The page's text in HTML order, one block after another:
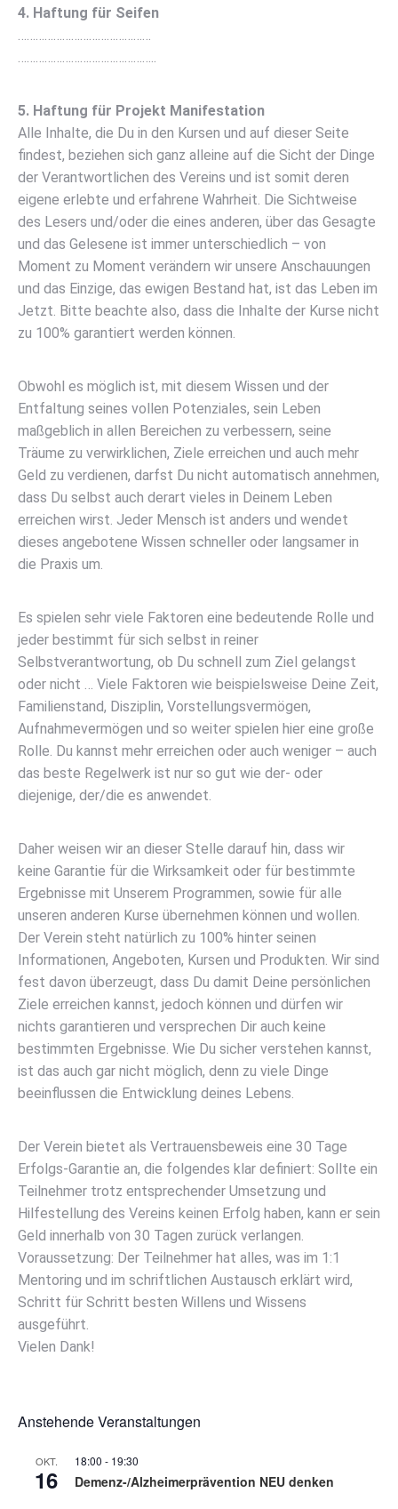
4. Haftung für Seifen
………………………………………
………………………………………..
5. Haftung für Projekt Manifestation
Alle Inhalte, die Du in den Kursen und auf dieser Seite
findest, beziehen sich ganz alleine auf die Sicht der Dinge
der Verantwortlichen des Vereins und ist somit deren
eigene erlebte und erfahrene Wahrheit. Die Sichtweise
des Lesers und/oder die eines anderen, über das Gesagte
und das Gelesene ist immer unterschiedlich – von
Moment zu Moment verändern wir unsere Anschauungen
und das Einzige, das ewigen Bestand hat, ist das Leben im
Jetzt. Bitte beachte also, dass die Inhalte der Kurse nicht
zu 100% garantiert werden können.
Obwohl es möglich ist, mit diesem Wissen und der
Entfaltung seines vollen Potenziales, sein Leben
maßgeblich in allen Bereichen zu verbessern, seine
Träume zu verwirklichen, Ziele erreichen und auch mehr
Geld zu verdienen, darfst Du nicht automatisch annehmen,
dass Du selbst auch derart vieles in Deinem Leben
erreichen wirst. Jeder Mensch ist anders und wendet
dieses angebotene Wissen schneller oder langsamer in
die Praxis um.
Es spielen sehr viele Faktoren eine bedeutende Rolle und
jeder bestimmt für sich selbst in reiner
Selbstverantwortung, ob Du schnell zum Ziel gelangst
oder nicht … Viele Faktoren wie beispielsweise Deine Zeit,
Familienstand, Disziplin, Vorstellungsvermögen,
Aufnahmevermögen und so weiter spielen hier eine große
Rolle. Du kannst mehr erreichen oder auch weniger – auch
das beste Regelwerk ist nur so gut wie der- oder
diejenige, der/die es anwendet.
Daher weisen wir an dieser Stelle darauf hin, dass wir
keine Garantie für die Wirksamkeit oder für bestimmte
Ergebnisse mit Unserem Programmen, sowie für alle
unseren anderen Kurse übernehmen können und wollen.
Der Verein steht natürlich zu 100% hinter seinen
Informationen, Angeboten, Kursen und Produkten. Wir sind
fest davon überzeugt, dass Du damit Deine persönlichen
Ziele erreichen kannst, jedoch können und dürfen wir
nichts garantieren und versprechen Dir auch keine
bestimmten Ergebnisse. Wie Du sicher verstehen kannst,
ist das auch gar nicht möglich, denn zu viele Dinge
beeinflussen die Entwicklung deines Lebens.
Der Verein bietet als Vertrauensbeweis eine 30 Tage
Erfolgs-Garantie an, die folgendes klar definiert: Sollte ein
Teilnehmer trotz entsprechender Umsetzung und
Hilfestellung des Vereins keinen Erfolg haben, kann er sein
Geld innerhalb von 30 Tagen zurück verlangen.
Voraussetzung: Der Teilnehmer hat alles, was im 1:1
Mentoring und im schriftlichen Austausch erklärt wird,
Schritt für Schritt besten Willens und Wissens
ausgeführt.
Vielen Dank!
Anstehende Veranstaltungen
OKT.
16
18:00 - 19:30
Demenz-/Alzheimerprävention NEU denken